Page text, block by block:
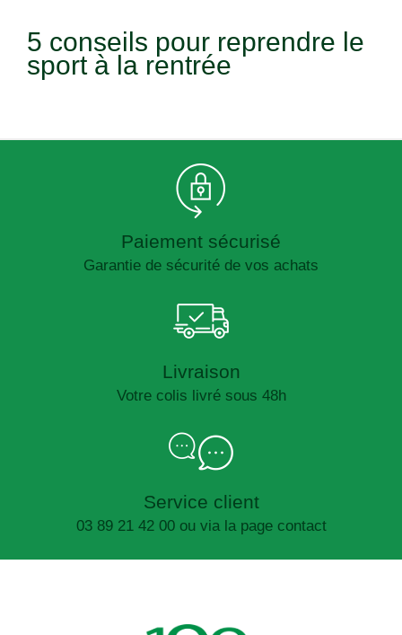
5 conseils pour reprendre le
sport à la rentrée
Paiement sécurisé
Garantie de sécurité de vos achats
Livraison
Votre colis livré sous 48h
Service client
03 89 21 42 00 ou via la page contact